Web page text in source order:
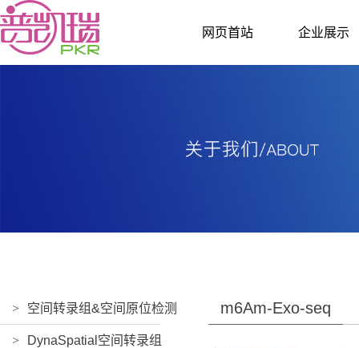
网页首站 企业展示
> 空间转录组&空间原位检测
> DynaSpatial空间转录组
m6Am-Exo-seq